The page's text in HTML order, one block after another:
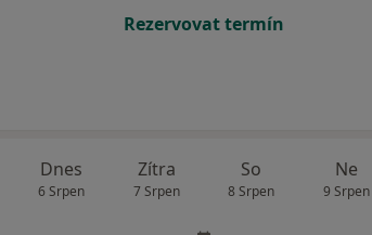
Rezervovat termín
Dnes
6 Srpen
Zítra
7 Srpen
So
8 Srpen
Ne
9 Srpen